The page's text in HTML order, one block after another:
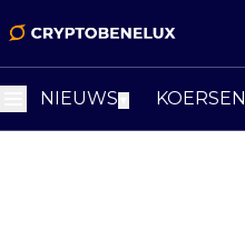
NIEUWS KOERSEN